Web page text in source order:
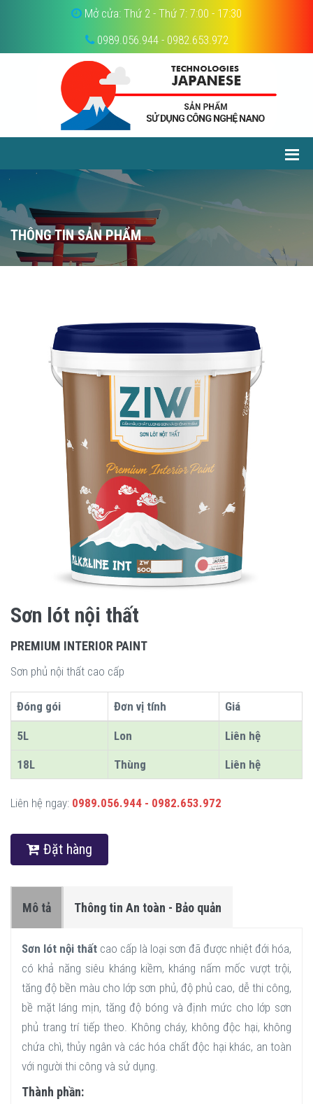
Mở cửa: Thứ 2 - Thứ 7: 7:00 - 17:30
0989.056.944 - 0982.653.972
THÔNG TIN SẢN PHẨM
Sơn lót nội thất
PREMIUM INTERIOR PAINT
Sơn phủ nội thất cao cấp
Đóng gói Đơn vị tính Giá
5L Lon Liên hệ
18L Thùng Liên hệ
Liên hệ ngay: 0989.056.944 - 0982.653.972
Đặt hàng
Mô tả Thông tin An toàn - Bảo quản
Sơn lót nội thất cao cấp là loại sơn đã được nhiệt đới hóa,
có khả năng siêu kháng kiềm, kháng nấm mốc vượt trội,
tăng độ bền màu cho lớp sơn phủ, độ phủ cao, dễ thi công,
bề mặt láng mịn, tăng độ bóng và định mức cho lớp sơn
phủ trang trí tiếp theo. Không cháy, không độc hại, không
chứa chì, thủy ngân và các hóa chất độc hại khác, an toàn
với người thi công và sử dụng.
Thành phần: